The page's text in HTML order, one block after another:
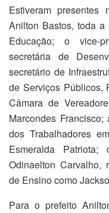
Estiveram
Anilton Bastos, toda
Educação; o vice-
secretária de
secretário de
de Serviços Públicos,
Câmara de
Marcondes
dos Trabalhadores
Esmeralda
Odinaelton Carvalho,
de Ensino como
Para o prefeito